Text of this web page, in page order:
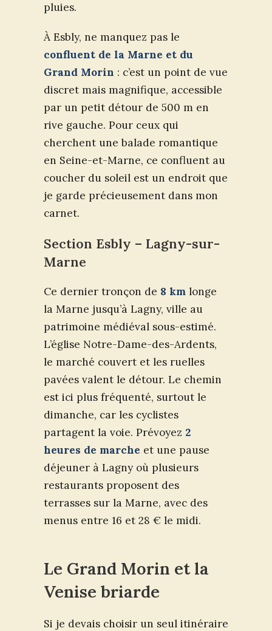
pluies.
À Esbly, ne manquez pas le
confluent de la Marne et du
Grand Morin : c’est un point de vue
discret mais magnifique, accessible
par un petit détour de 500 m en
rive gauche. Pour ceux qui
cherchent une balade romantique
en Seine-et-Marne, ce confluent au
coucher du soleil est un endroit que
je garde précieusement dans mon
carnet.
Section Esbly – Lagny-sur-
Marne
Ce dernier tronçon de 8 km longe
la Marne jusqu’à Lagny, ville au
patrimoine médiéval sous-estimé.
L’église Notre-Dame-des-Ardents,
le marché couvert et les ruelles
pavées valent le détour. Le chemin
est ici plus fréquenté, surtout le
dimanche, car les cyclistes
partagent la voie. Prévoyez 2
heures de marche et une pause
déjeuner à Lagny où plusieurs
restaurants proposent des
terrasses sur la Marne, avec des
menus entre 16 et 28 € le midi.
Le Grand Morin et la
Venise briarde
Si je devais choisir un seul itinéraire